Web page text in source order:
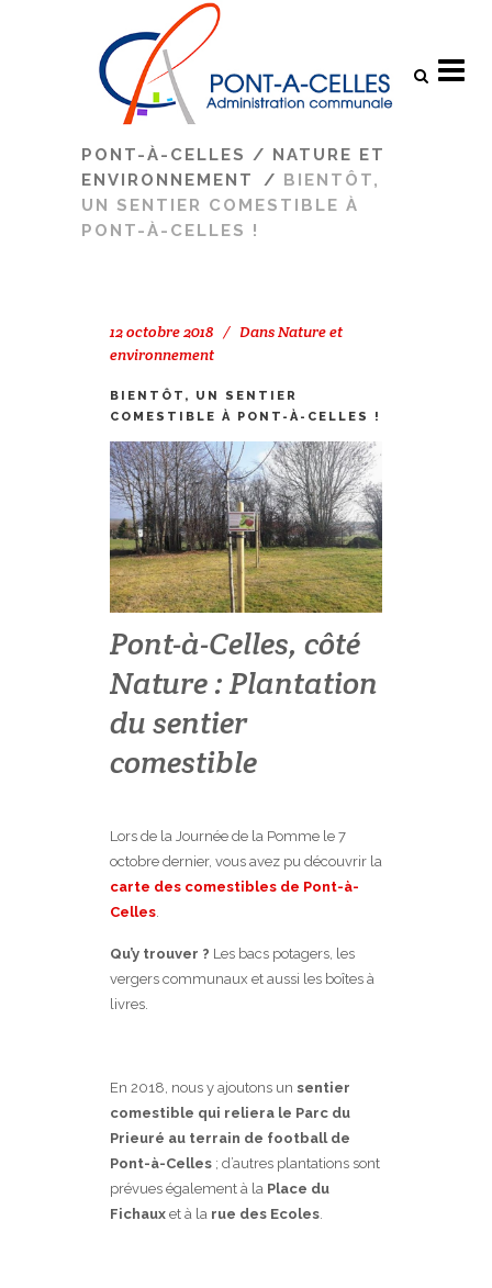
PONT-À-CELLES / NATURE ET
ENVIRONNEMENT
/ BIENTÔT,
UN SENTIER COMESTIBLE À
PONT-À-CELLES !
12 octobre 2018 DansNature et
environnement
BIENTÔT, UN SENTIER
COMESTIBLE À PONT-À-CELLES !
Pont-à-Celles, côté
Nature : Plantation
du sentier
comestible
Lors de la Journée de la Pomme le 7
octobre dernier, vous avez pu découvrir la
carte des comestibles de Pont-à-
Celles.
Qu’y trouver ? Les bacs potagers, les
vergers communaux et aussi les boîtes à
livres.
En 2018, nous y ajoutons un sentier
comestible qui reliera le Parc du
Prieuré au terrain de football de
Pont-à-Celles ; d’autres plantations sont
prévues également à la Place du
Fichaux et à la rue des Ecoles.